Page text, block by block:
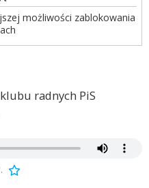
możliwości zablokowania
radnych PiS